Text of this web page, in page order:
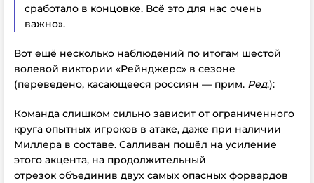
сработало в концовке. Всё это для нас очень
важно».
Вот ещё несколько наблюдений по итогам шестой
волевой виктории «Рейнджерс» в сезоне
(переведено, касающееся россиян — прим. Ред.):
Команда слишком сильно зависит от ограниченного
круга опытных игроков в атаке, даже при наличии
Миллера в составе. Салливан пошёл на усиление
этого акцента, на продолжительный
отрезок объединив двух самых опасных форвардов